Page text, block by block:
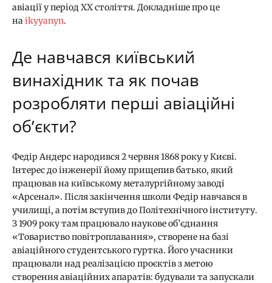
авіації у період XX століття. Докладніше про це
наikyyanyn.
Де навчався київський
винахідник та як почав
розробляти перші авіаційні
об’єкти?
Федір Андерс народився 2 червня 1868 року у Києві.
Інтерес до інженерії йому прищепив батько, який
працював на київському металургійному заводі
«Арсенал». Після закінчення школи Федір навчався в
училищі, а потім вступив до Політехнічного інституту.
З 1909 року там працювало наукове об’єднання
«Товариство повітроплавання», створене на базі
авіаційного студентського гуртка. Його учасники
працювали над реалізацією проєктів з метою
створення авіаційних апаратів: будували та запускали